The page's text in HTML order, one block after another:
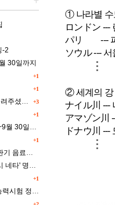
① 나라별 수
ロンドン ---
パリ ---
ソウル --- 서
⋮
② 세계의 강
ナイル川 ---
アマゾン川
ドナウ川 ---
⋮
-2
30일까지
+1
+1
+3
해요^^
+1
2027. 벳푸대학 신입학생 약간명 모집~9월 30일까지
+1
[참고] QR 코드 / 실용일본어 표현 : '자판기 음료수' 명칭 & '드럭스토어 약품명' 알아맞히기
[참고] QR 코드 / 실용일본어 표현 : '스시 네타' 명칭 & '일본편의점 상품명' 학습 게임
+1
【안내】 2026년 제2회 JLPT 일본어능력시험 정규접수 일정